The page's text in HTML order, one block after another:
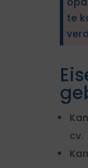
te
cv.